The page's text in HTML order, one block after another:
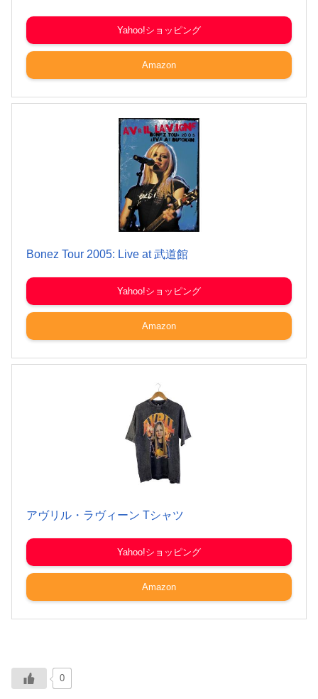
Yahoo!ショッピング
Amazon
Bonez Tour 2005: Live at 武道館
Yahoo!ショッピング
Amazon
アヴリル・ラヴィーン Tシャツ
Yahoo!ショッピング
Amazon
0